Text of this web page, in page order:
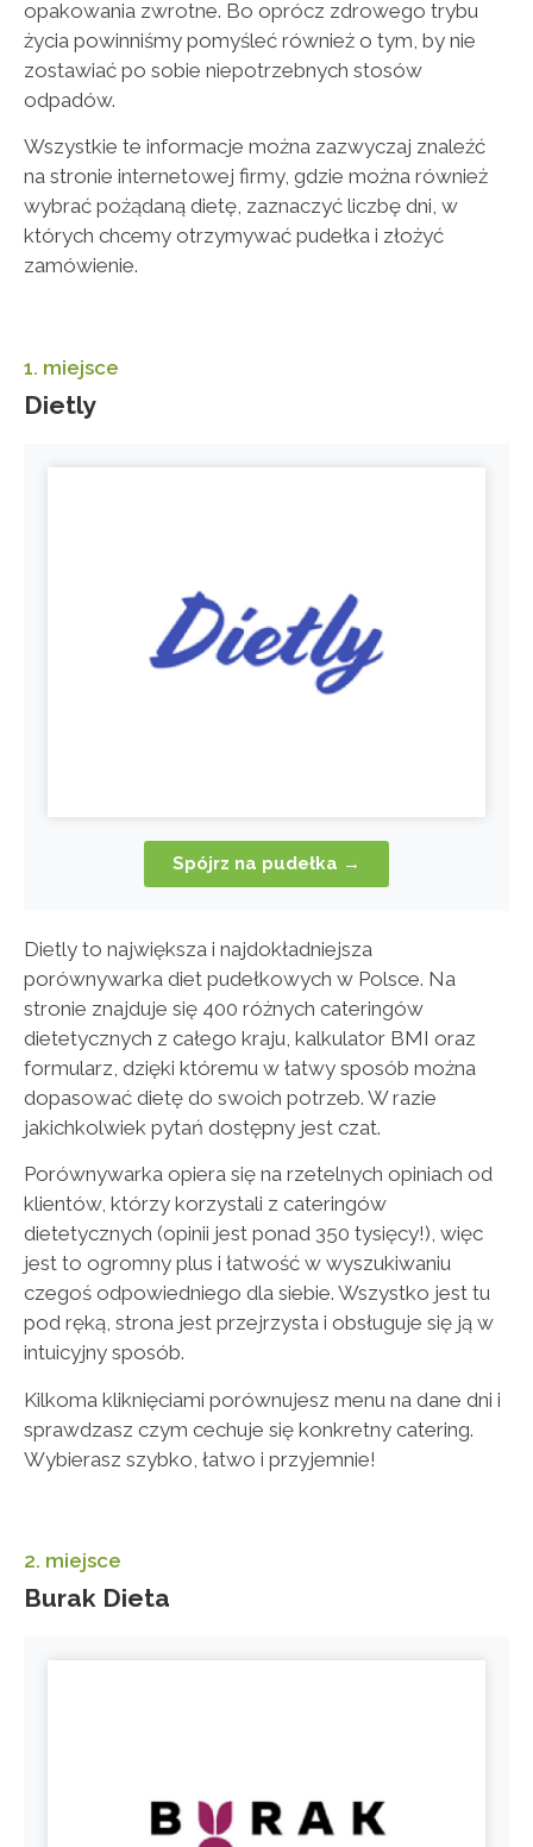
opakowania zwrotne. Bo oprócz zdrowego trybu
życia powinniśmy pomyśleć również o tym, by nie
zostawiać po sobie niepotrzebnych stosów
odpadów.
Wszystkie te informacje można zazwyczaj znaleźć
na stronie internetowej firmy, gdzie można również
wybrać pożądaną dietę, zaznaczyć liczbę dni, w
których chcemy otrzymywać pudełka i złożyć
zamówienie.
1. miejsce
Dietly
Spójrz na pudełka →
Dietly to największa i najdokładniejsza
porównywarka diet pudełkowych w Polsce. Na
stronie znajduje się 400 różnych cateringów
dietetycznych z całego kraju, kalkulator BMI oraz
formularz, dzięki któremu w łatwy sposób można
dopasować dietę do swoich potrzeb. W razie
jakichkolwiek pytań dostępny jest czat.
Porównywarka opiera się na rzetelnych opiniach od
klientów, którzy korzystali z cateringów
dietetycznych (opinii jest ponad 350 tysięcy!), więc
jest to ogromny plus i łatwość w wyszukiwaniu
czegoś odpowiedniego dla siebie. Wszystko jest tu
pod ręką, strona jest przejrzysta i obsługuje się ją w
intuicyjny sposób.
Kilkoma kliknięciami porównujesz menu na dane dni i
sprawdzasz czym cechuje się konkretny catering.
Wybierasz szybko, łatwo i przyjemnie!
2. miejsce
Burak Dieta